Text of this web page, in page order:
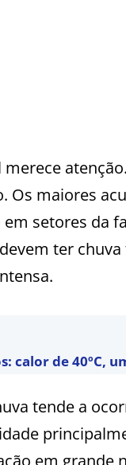
Os maiores
setores da
ter
calor de 40ºC,
tende a
em grande